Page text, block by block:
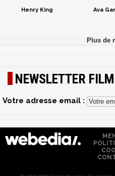
Henry King Ava
NEWSLETTER
Votre adresse email :